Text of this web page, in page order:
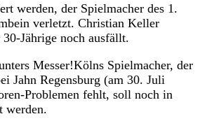
werden, der Spielmacher des 1.
verletzt. Christian Keller
Jährige noch ausfällt.
Messer!Kölns Spielmacher, der
Jahn Regensburg (am 30. Juli
Problemen fehlt, soll noch in
werden.